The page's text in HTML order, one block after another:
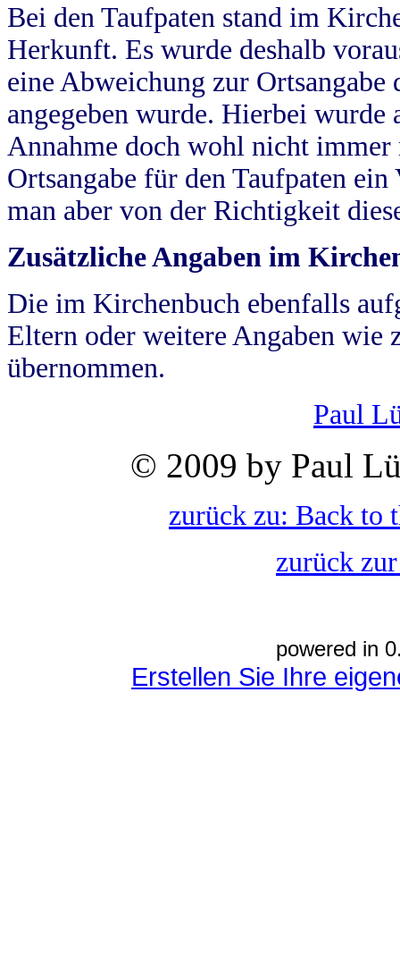
Bei den Taufpaten stand im
Herkunft. Es wurde deshalb
eine Abweichung zur
angegeben wurde. Hierbei wurde
Annahme doch wohl nicht
Ortsangabe für den Taufpaten
man aber von der Richtigkeit
Zusätzliche Angaben im
Die im Kirchenbuch ebenfalls
Eltern oder weitere Angaben wie
übernommen.
Paul
© 2009 by Paul
zurück zu: Back to
zurück
powered in
Erstellen Sie Ihre